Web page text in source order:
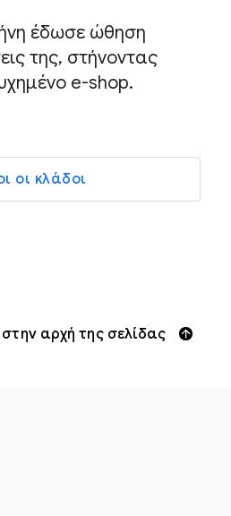
έδωσε ώθηση
της, στήνοντας
e-shop.
οι κλάδοι
αρχή της σελίδας